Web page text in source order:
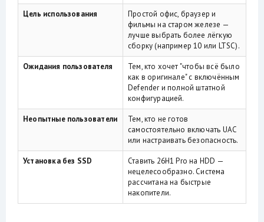
Цель использования
Простой офис, браузер и
фильмы на старом железе —
лучше выбрать более лёгкую
сборку (например 10 или LTSC).
Ожидания пользователя
Тем, кто хочет "чтобы всё было
как в оригинале" с включённым
Defender и полной штатной
конфигурацией.
Неопытные пользователи
Тем, кто не готов
самостоятельно включать UAC
или настраивать безопасность.
Установка без SSD
Ставить 26H1 Pro на HDD —
нецелесообразно. Система
рассчитана на быстрые
накопители.